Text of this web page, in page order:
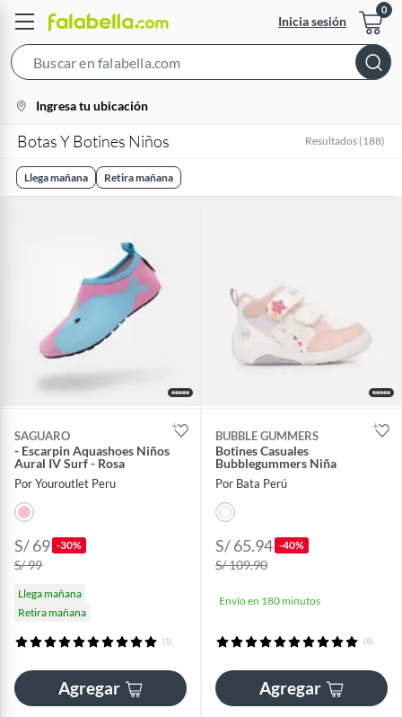
Inicia sesión
Bar
location-
icon
Ingresa tu ubicación
Botas Y Botines Niños Resultados (188)
Llega mañana Retira mañana
SAGUARO
- Escarpin Aquashoes Niños
Aural IV Surf - Rosa
Por Youroutlet Peru
S/ 69 -30%
S/ 99
Llega mañana
Retira mañana
(1)
Agregar
BUBBLE GUMMERS
Botines Casuales
Bubblegummers Niña
Por Bata Perú
S/ 65.94 -40%
S/ 109.90
Envío en 180 minutos
(8)
Agregar